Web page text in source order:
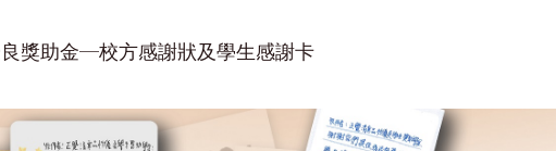
獎助金─校方感謝狀及學生感謝卡